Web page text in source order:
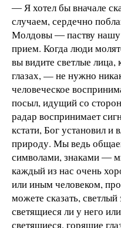
― Я хотел бы вначале
случаем, сердечно
Молдовы ― паству
прием. Когда люди
вы видите светлые лица,
глазах, — не нужно
человеческое
посыл, идущий со
радар воспринимает
кстати, Бог установил и
природу. Мы ведь
символами, знаками ―
каждый из нас очень
или иным человеком,
можете сказать,
светящиеся ли у него
светящиеся, горящие